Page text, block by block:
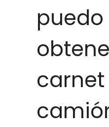
puedo